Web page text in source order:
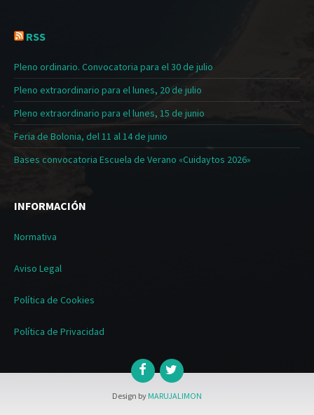
RSS
Pleno ordinario. Convocatoria para el 30 de julio
Pleno extraordinario para el lunes, 20 de julio
Pleno extraordinario para el lunes, 15 de junio
Feria de Bolonia, del 11 al 14 de junio
Bases convocatoria Escuela de Verano «Cuidaytos 2026»
INFORMACIÓN
Normativa
Aviso Legal
Política de Cookies
Política de Privacidad
Design by MARUJALIMON